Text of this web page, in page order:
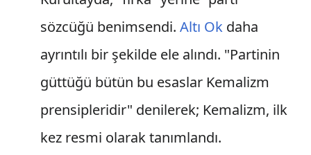
sözcüğü benimsendi. Altı Okdaha
ayrıntılı bir şekilde ele alındı. "Partinin
güttüğü bütün bu esaslar Kemalizm
prensipleridir" denilerek; Kemalizm, ilk
kez resmi olarak tanımlandı.